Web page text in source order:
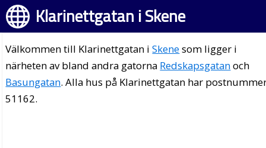
Klarinettgatan i Skene
Välkommen till Klarinettgatan iSkenesom ligger i
närheten av bland andra gatorna Redskapsgatanoch
Basungatan. Alla hus på Klarinettgatan har
51162.